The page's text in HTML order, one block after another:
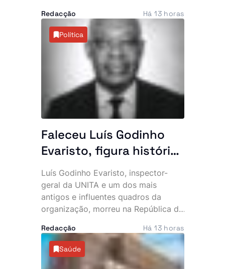
zona da Quinjamba, município do
Dande. A falta de desassoreamento e
a acumulação de resíduos são
apontadas como as principais causas
do incidente.
Redacção Há 13 horas
Política
Faleceu Luís Godinho
Evaristo, figura histórica
da UNITA e antigo
quadro da BRINDE
Luís Godinho Evaristo, inspector-
geral da UNITA e um dos mais
antigos e influentes quadros da
organização, morreu na República da
falecimento foi confirmado pelo
Secretariado Nacional para
Comunicação e Marketing do
Redacção Há 13 horas
Saúde